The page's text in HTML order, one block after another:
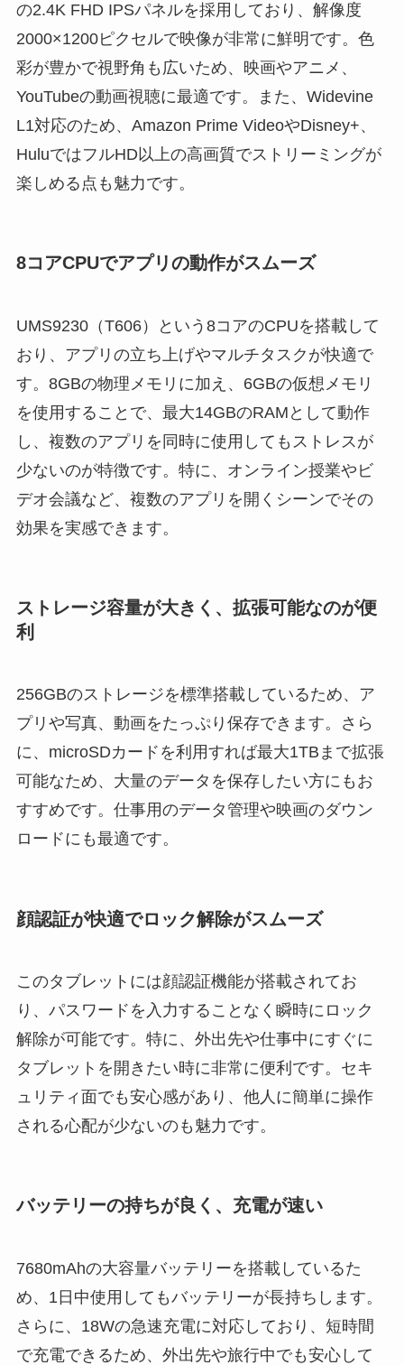
の2.4K FHD IPSパネルを採用しており、解像度
2000×1200ピクセルで映像が非常に鮮明です。色
彩が豊かで視野角も広いため、映画やアニメ、
YouTubeの動画視聴に最適です。また、Widevine
L1対応のため、Amazon Prime VideoやDisney+、
HuluではフルHD以上の高画質でストリーミングが
楽しめる点も魅力です。
8コアCPUでアプリの動作がスムーズ
UMS9230（T606）という8コアのCPUを搭載して
おり、アプリの立ち上げやマルチタスクが快適で
す。8GBの物理メモリに加え、6GBの仮想メモリ
を使用することで、最大14GBのRAMとして動作
し、複数のアプリを同時に使用してもストレスが
少ないのが特徴です。特に、オンライン授業やビ
デオ会議など、複数のアプリを開くシーンでその
効果を実感できます。
ストレージ容量が大きく、拡張可能なのが便
利
256GBのストレージを標準搭載しているため、ア
プリや写真、動画をたっぷり保存できます。さら
に、microSDカードを利用すれば最大1TBまで拡張
可能なため、大量のデータを保存したい方にもお
すすめです。仕事用のデータ管理や映画のダウン
ロードにも最適です。
顔認証が快適でロック解除がスムーズ
このタブレットには顔認証機能が搭載されてお
り、パスワードを入力することなく瞬時にロック
解除が可能です。特に、外出先や仕事中にすぐに
タブレットを開きたい時に非常に便利です。セキ
ュリティ面でも安心感があり、他人に簡単に操作
される心配が少ないのも魅力です。
バッテリーの持ちが良く、充電が速い
7680mAhの大容量バッテリーを搭載しているた
め、1日中使用してもバッテリーが長持ちします。
さらに、18Wの急速充電に対応しており、短時間
で充電できるため、外出先や旅行中でも安心して